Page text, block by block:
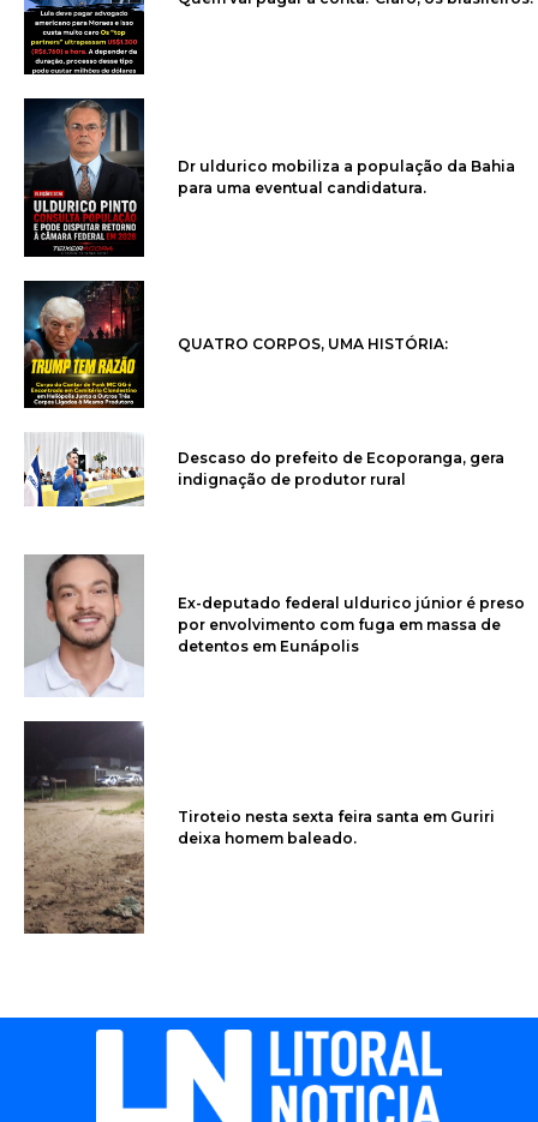
Dr uldurico mobiliza a população da Bahia
para uma eventual candidatura.
QUATRO CORPOS, UMA HISTÓRIA:
Descaso do prefeito de Ecoporanga, gera
indignação de produtor rural
Ex-deputado federal uldurico júnior é preso
por envolvimento com fuga em massa de
detentos em Eunápolis
Tiroteio nesta sexta feira santa em Guriri
deixa homem baleado.